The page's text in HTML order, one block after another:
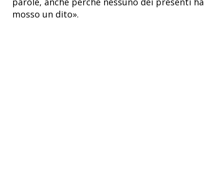
mosso un dito».